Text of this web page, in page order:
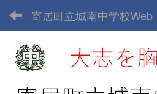
寄居町立城南中学校Web